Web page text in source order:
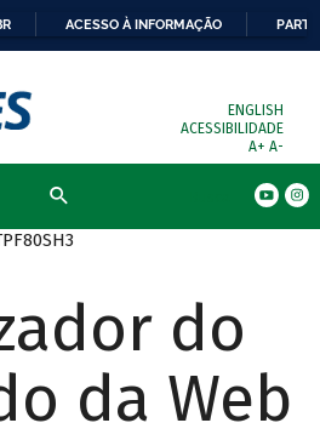
ACESSO À INFORMAÇÃO
ENGLISH
ACESSIBILIDADE
A+ A-
do
da Web